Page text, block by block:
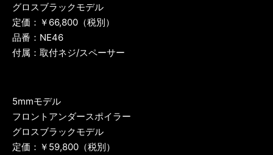
グロスブラックモデル
定価：￥66,800（税別）
品番：NE46
付属：取付ネジ/スペーサー
5mmモデル
フロントアンダースポイラー
グロスブラックモデル
定価：￥59,800（税別）